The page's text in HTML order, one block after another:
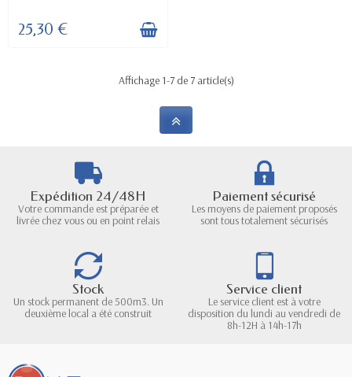
25,30 €
Affichage 1-7 de 7 article(s)
Expédition 24/48H
Votre commande est préparée et
livrée chez vous ou en point relais
Paiement sécurisé
Les moyens de paiement proposés
sont tous totalement sécurisés
Stock
Un stock permanent de 500m3. Un
deuxième local a été construit
Service client
Le service client est à votre
disposition du lundi au vendredi de
8h-12H à 14h-17h